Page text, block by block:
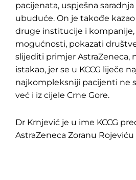
pacijenata, uspješna
ubuduće. On je takođe
druge institucije i kompanije,
mogućnosti, pokazati
slijediti primjer AstraZeneca,
istakao, jer se u KCCG liječe
najkompleksniji pacijenti ne
već i iz cijele Crne Gore.
Dr Krnjević je u ime KCCG
AstraZeneca Zoranu